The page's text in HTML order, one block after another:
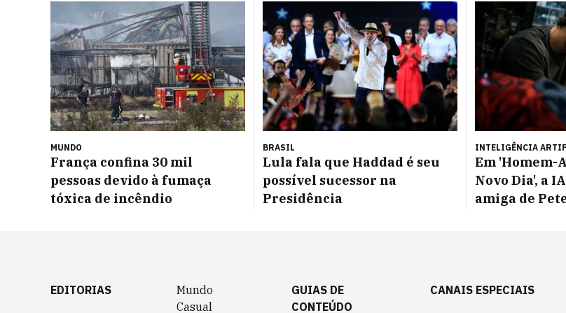
MUNDO
França confina 30 mil
pessoas devido à fumaça
tóxica de incêndio
BRASIL
Lula fala que Haddad é seu
possível sucessor na
Presidência
INTELIGÊNCIA
Em 'Homem-
Novo Dia', a
amiga de
EDITORIAS
Mundo
Casual
GUIAS DE
CONTEÚDO
CANAIS ESPECIAIS